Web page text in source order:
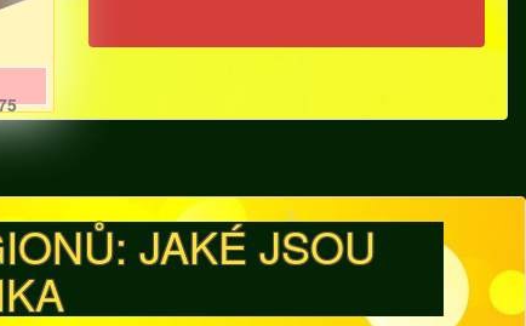
JAKÉ JSOU